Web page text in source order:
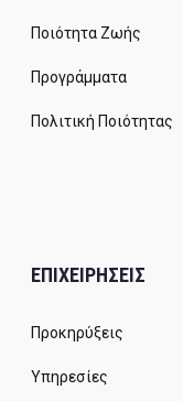
Ποιότητα Ζωής
Προγράμματα
Πολιτική Ποιότητας
ΕΠΙΧΕΙΡΗΣΕΙΣ
Προκηρύξεις
Υπηρεσίες